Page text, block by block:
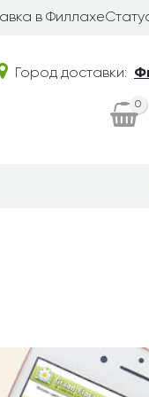
в Филлахе
Город доставки:
0